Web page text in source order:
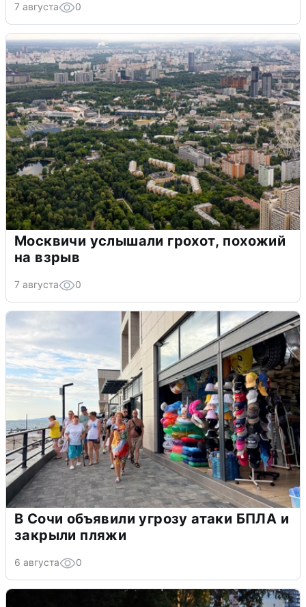
7 августа 0
Москвичи услышали грохот, похожий
на взрыв
7 августа 0
В Сочи объявили угрозу атаки БПЛА и
закрыли пляжи
6 августа 0